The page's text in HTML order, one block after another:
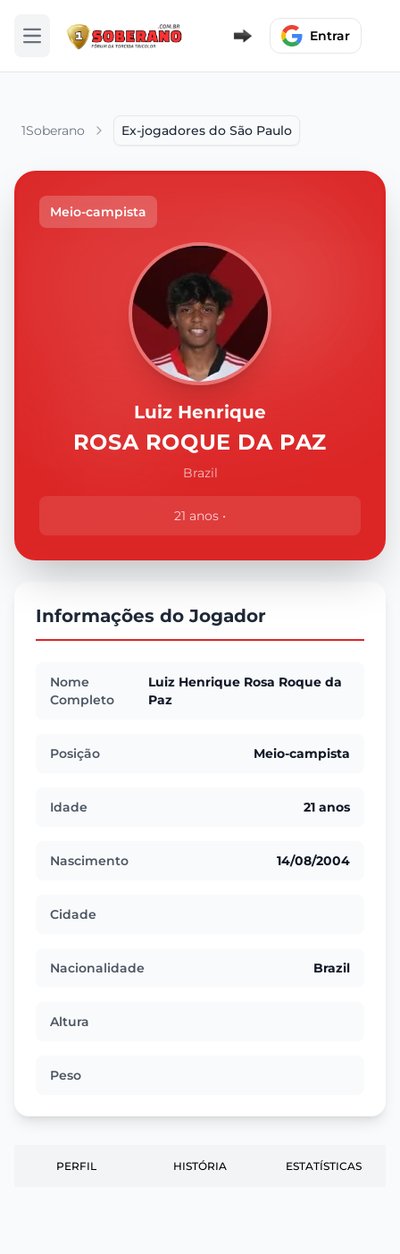
Abrir menu Entrar
1Soberano Ex-jogadores do São Paulo
Meio-campista
Luiz Henrique
ROSA ROQUE DA PAZ
Brazil
21 anos •
Informações do Jogador
Nome
Completo
Luiz Henrique Rosa Roque da
Paz
Posição Meio-campista
Idade 21 anos
Nascimento 14/08/2004
Cidade
Nacionalidade Brazil
Altura
Peso
PERFIL HISTÓRIA ESTATÍSTICAS